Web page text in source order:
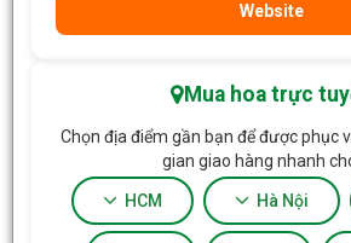
Website
Mua hoa trực
Chọn địa điểm gần bạn để được phục
gian giao hàng nhanh
HCM Hà Nội